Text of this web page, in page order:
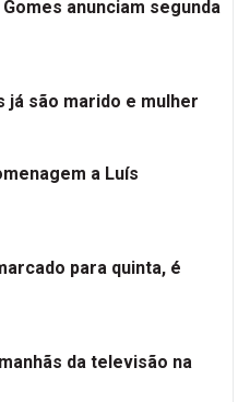
anunciam segunda
já são marido e mulher
a Luís
para quinta, é
da televisão na